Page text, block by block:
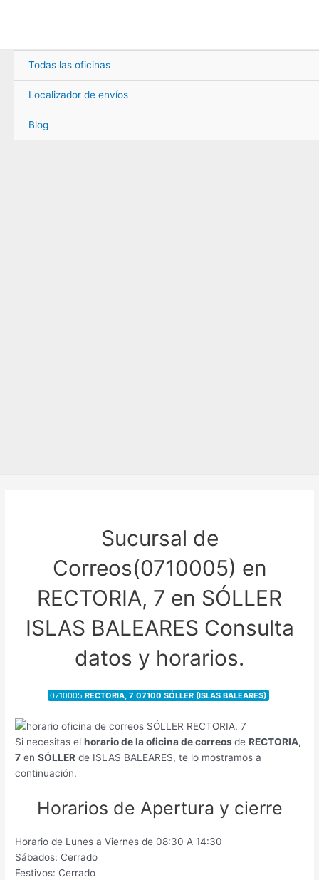
Todas las oficinas
Localizador de envíos
Blog
Sucursal de
Correos(0710005) en
RECTORIA, 7 en SÓLLER
ISLAS BALEARES Consulta
datos y horarios.
0710005RECTORIA, 7 07100 SÓLLER (ISLAS BALEARES)
Si necesitas elhorario de la oficina de correosdeRECTORIA,
7 enSÓLLER de ISLAS BALEARES, te lo mostramos a
continuación.
Horarios de Apertura y cierre
Horario de Lunes a Viernes de 08:30 A 14:30
Sábados: Cerrado
Festivos: Cerrado